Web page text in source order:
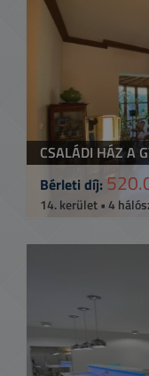
CSALÁDI HÁZ A
Bérleti díj:
14. kerület • 4